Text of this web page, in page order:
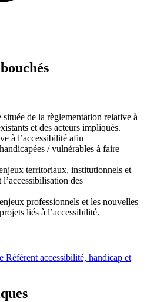
de la règlementation relative à
et des acteurs impliqués.
à l’accessibilité afin
/ vulnérables à faire
territoriaux, institutionnels et
des
professionnels et les nouvelles
liés à l’accessibilité.
Référent accessibilité, handicap et